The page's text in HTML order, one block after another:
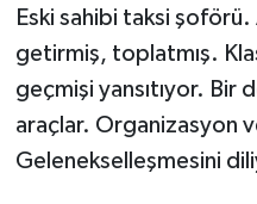
Eski sahibi taksi şoförü.
getirmiş, toplatmış.
geçmişi yansıtıyor. Bir
araçlar. Organizasyon
Gelenekselleşmesini